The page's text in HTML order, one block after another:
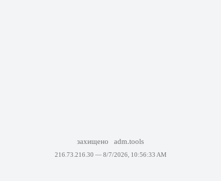
захищено adm.tools
216.73.216.30 — 8/7/2026, 10:56:33 AM